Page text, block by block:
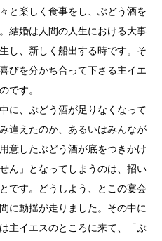
と楽しく食事をし、ぶどう酒を
結婚は人間の人生における大事
し、新しく船出する時です。そ
びを分かち合って下さる主イエ
のです。
に、ぶどう酒が足りなくなって
違えたのか、あるいはみんなが
意したぶどう酒が底をつきかけ
ん」となってしまうのは、招い
です。どうしよう、とこの宴会
に動揺が走りました。その中に
主イエスのところに来て、「ぶ